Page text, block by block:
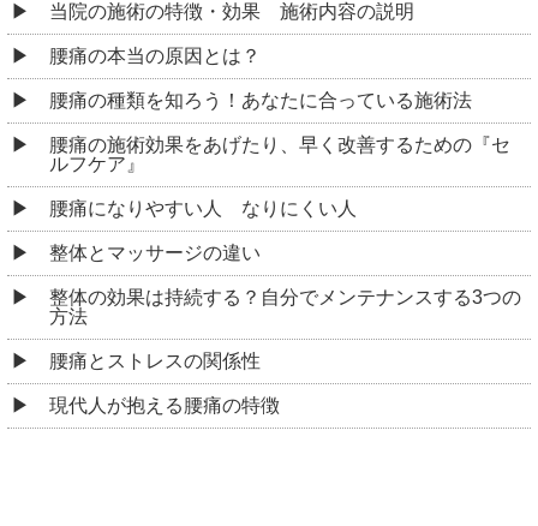
当院の施術の特徴・効果 施術内容の説明
腰痛の本当の原因とは？
腰痛の種類を知ろう！あなたに合っている施術法
腰痛の施術効果をあげたり、早く改善するための『セ
ルフケア』
腰痛になりやすい人 なりにくい人
整体とマッサージの違い
整体の効果は持続する？自分でメンテナンスする3つの
方法
腰痛とストレスの関係性
現代人が抱える腰痛の特徴